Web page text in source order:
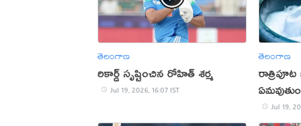
తెలంగాణ
రికార్డ్ సృష్టించిన రోహిత్ శర్మ
Jul 19, 2026, 16:07 IST
తెలంగాణ
రాత్రిపూట
Jul 19,